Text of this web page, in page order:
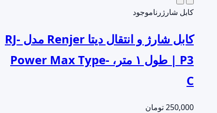
شوند
مختلفی
باشد.
ها
در
کابل شارژر ناموجود
کابل شارژ و انتقال دیتا Renjer مدل RJ-
P3 | طول ۱ متر، Power Max Type-
C
250,000تومان